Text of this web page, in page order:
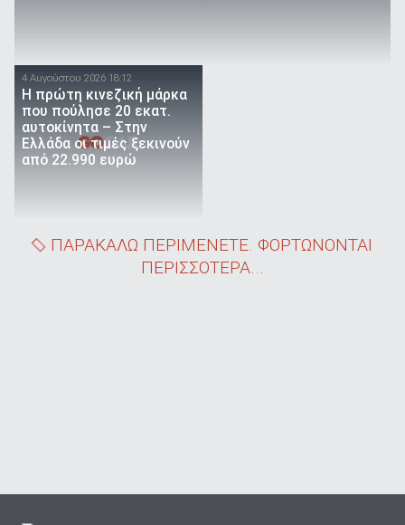
4 Αυγούστου 2026 18:12
Η πρώτη κινεζική μάρκα
που πούλησε 20 εκατ.
αυτοκίνητα – Στην
Ελλάδα οι τιμές ξεκινούν
από 22.990 ευρώ
ΠΑΡΑΚΑΛΩ ΠΕΡΙΜΕΝΕΤΕ. ΦΟΡΤΩΝΟΝΤΑΙ
ΠΕΡΙΣΣΟΤΕΡΑ...